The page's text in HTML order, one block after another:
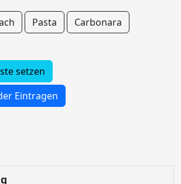
Pasta
Carbonara
setzen
Eintragen